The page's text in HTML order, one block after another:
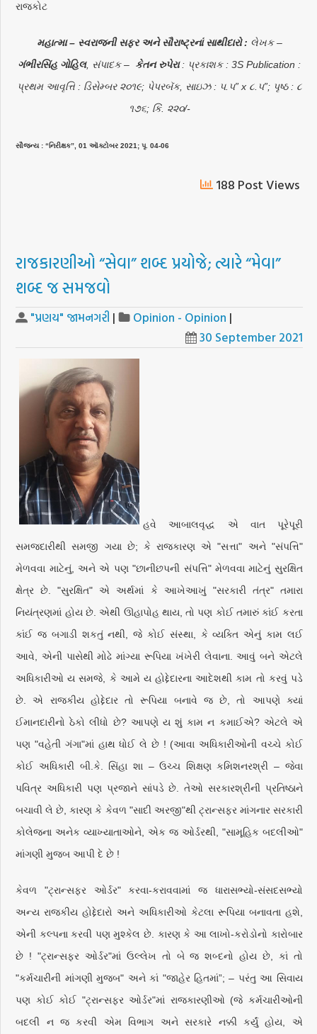
રાજકોટ
મહાત્મા – સ્વરાજની સફર અને સૌરાષ્ટ્રનાં સાથીદારો : લેખક –
ગંભીરસિંહ ગોહિલ, સંપાદક – કેતન રુપેરા: પ્રકાશક : 3S Publication :
પ્રથમ આવૃત્તિ : ડિસેમ્બર ૨૦૧૯; પેપરબૅક, સાઇઝ : ૫.૫” x ૮.૫”; પૃષ્ઠ : ૮
૧૭૬; કિં. ૨૨૦/-
સૌજન્ય : “નિરીક્ષક”, 01 ઑક્ટોબર 2021; પૃ. 04-06
188 Post Views
રાજકારણીઓ “સેવા” શબ્દ પ્રયોજે; ત્યારે “મેવા”
શબ્દ જ સમજવો
"પ્રણય" જામનગરી | Opinion - Opinion |
30 September 2021
હવે આબાલવૃદ્ધ એ વાત પૂરેપૂરી
સમજદારીથી સમજી ગયા છે; કે રાજકારણ એ "સત્તા" અને "સંપત્તિ"
મેળવવા માટેનું, અને એ પણ "છાનીછપની સંપત્તિ" મેળવવા માટેનું સુરક્ષિત
ક્ષેત્ર છે. "સુરક્ષિત" એ અર્થમાં કે આખેઆખું "સરકારી તંત્ર" તમારા
નિયંત્રણમાં હોય છે. એથી ઊહાપોહ થાય, તો પણ કોઈ તમારું કાંઈ કરતા
કાંઈ જ બગાડી શકતું નથી, જે કોઈ સંસ્થા, કે વ્યક્તિ એનું કામ લઈ
આવે, એની પાસેથી મોઢે માંગ્યા રૂપિયા ખંખેરી લેવાના. આવું બને એટલે
અધિકારીઓ ય સમજે, કે આમે ય હોદ્દેદારના આદેશથી કામ તો કરવું પડે
છે. એ રાજકીય હોદ્દેદાર તો રૂપિયા બનાવે જ છે, તો આપણે ક્યાં
ઈમાનદારીનો ઠેકો લીધો છે? આપણે ય શું કામ ન કમાઈએ? એટલે એ
પણ "વહેતી ગંગા"માં હાથ ધોઈ લે છે ! (આવા અધિકારીઓની વચ્ચે કોઈ
કોઈ અધિકારી બી.કે. સિંહા શા – ઉચ્ચ શિક્ષણ કમિશનરશ્રી – જેવા
પવિત્ર અધિકારી પણ પ્રજાને સાંપડે છે. તેઓ સરકારશ્રીની પ્રતિષ્ઠાને
બચાવી લે છે, કારણ કે કેવળ "સાદી અરજી"થી ટ્રાન્સફર માંગનાર સરકારી
કોલેજના અનેક વ્યાખ્યાતાઓને, એક જ ઓર્ડરથી, "સામૂહિક બદલીઓ"
માંગણી મુજબ આપી દે છે !
કેવળ "ટ્રાન્સફર ઓર્ડર" કરવા-કરાવવામાં જ ધારાસભ્યો-સંસદસભ્યો
અન્ય રાજકીય હોદ્દેદારો અને અધિકારીઓ કેટલા રૂપિયા બનાવતા હશે,
એની કલ્પના કરવી પણ મુશ્કેલ છે. કારણ કે આ લાખો-કરોડોનો કારોબાર
છે ! "ટ્રાન્સફર ઓર્ડર"માં ઉલ્લેખ તો બે જ શબ્દનો હોય છે, કાં તો
"કર્મચારીની માંગણી મુજબ" અને કાં "જાહેર હિતમાં”; – પરંતુ આ સિવાય
પણ કોઈ કોઈ "ટ્રાન્સફર ઓર્ડર"માં રાજકારણીઓ (જે કર્મચારીઓની
બદલી ન જ કરવી એમ વિભાગ અને સરકારે નક્કી કર્યું હોય, એ